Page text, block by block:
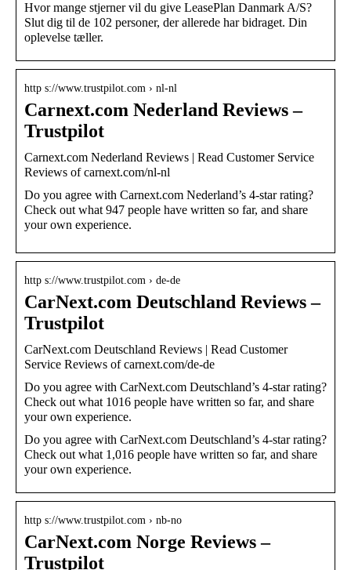
Hvor mange stjerner vil du give LeasePlan Danmark A/S?
Slut dig til de 102 personer, der allerede har bidraget. Din
oplevelse tæller.
http s://www.trustpilot.com › nl-nl
Carnext.com Nederland Reviews –
Trustpilot
Carnext.com Nederland Reviews | Read Customer Service
Reviews of carnext.com/nl-nl
Do you agree with Carnext.com Nederland’s 4-star rating?
Check out what 947 people have written so far, and share
your own experience.
http s://www.trustpilot.com › de-de
CarNext.com Deutschland Reviews –
Trustpilot
CarNext.com Deutschland Reviews | Read Customer
Service Reviews of carnext.com/de-de
Do you agree with CarNext.com Deutschland’s 4-star rating?
Check out what 1016 people have written so far, and share
your own experience.
Do you agree with CarNext.com Deutschland’s 4-star rating?
Check out what 1,016 people have written so far, and share
your own experience.
http s://www.trustpilot.com › nb-no
CarNext.com Norge Reviews –
Trustpilot